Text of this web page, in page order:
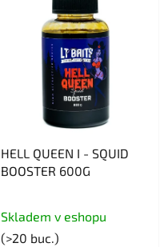
HELL QUEEN I - SQUID
BOOSTER 600G
Skladem v eshopu
(>20 buc.)